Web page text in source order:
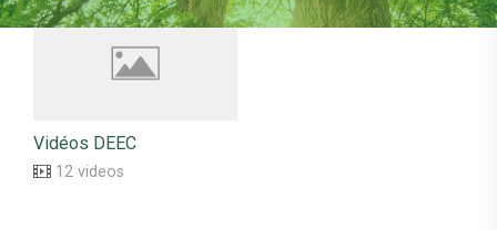
Vidéos DEEC
12 videos